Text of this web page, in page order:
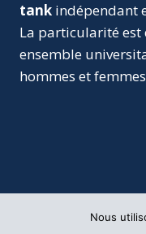
tank indépendant
La particularité
ensemble
hommes et
Nous